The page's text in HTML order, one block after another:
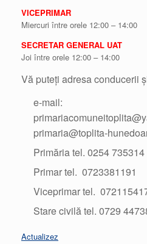
VICEPRIMAR
Miercuri între orele 12:00 – 14:00
SECRETAR GENERAL UAT
Joi între orele 12:00 – 14:00
Vă puteți adresa conducerii
e-mail:
primaria@toplita-
Primăria tel. 0254 735314
Primar tel. 0723381191
Viceprimar tel.
Stare civilă tel. 0729
Actualizez